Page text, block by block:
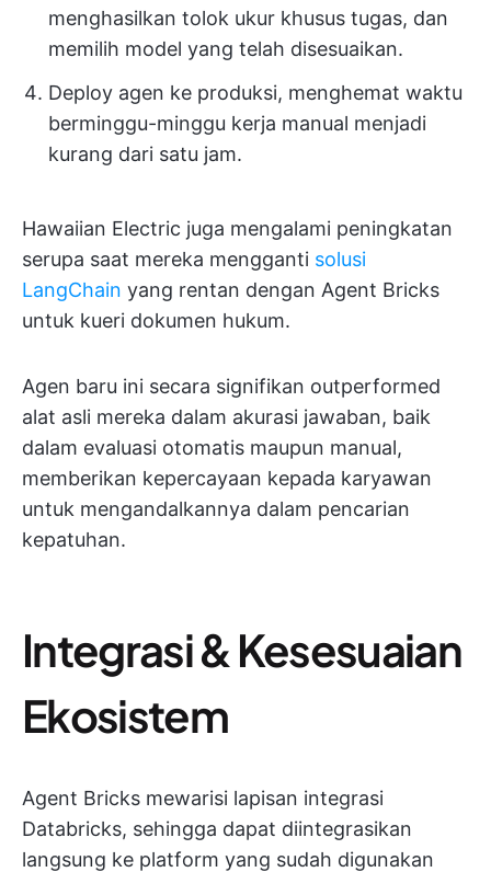
menghasilkan tolok ukur khusus tugas, dan
memilih model yang telah disesuaikan.
Deploy agen ke produksi, menghemat waktu
berminggu-minggu kerja manual menjadi
kurang dari satu jam.
Hawaiian Electric juga mengalami peningkatan
serupa saat mereka mengganti solusi
LangChain yang rentan dengan Agent Bricks
untuk kueri dokumen hukum.
Agen baru ini secara signifikan outperformed
alat asli mereka dalam akurasi jawaban, baik
dalam evaluasi otomatis maupun manual,
memberikan kepercayaan kepada karyawan
untuk mengandalkannya dalam pencarian
kepatuhan.
Integrasi & Kesesuaian
Ekosistem
Agent Bricks mewarisi lapisan integrasi
Databricks, sehingga dapat diintegrasikan
langsung ke platform yang sudah digunakan